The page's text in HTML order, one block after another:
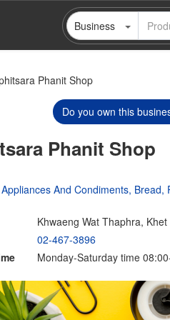
Business
Phanit Shop
Do you own this
Phanit Shop
Appliances And Condiments, Bread,
Khwaeng Wat Thaphra,
02-467-3896
Monday-Saturday time